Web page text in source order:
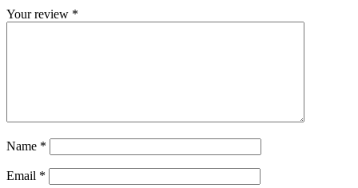
Your review *
Name *
Email *